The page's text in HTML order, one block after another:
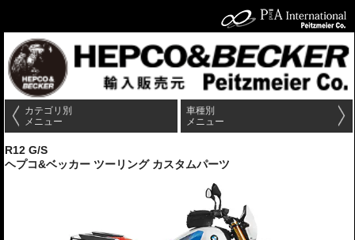
カテゴリ別
メニュー
車種別
メニュー
R12 G/S
ヘプコ&ベッカー ツーリング カスタムパーツ